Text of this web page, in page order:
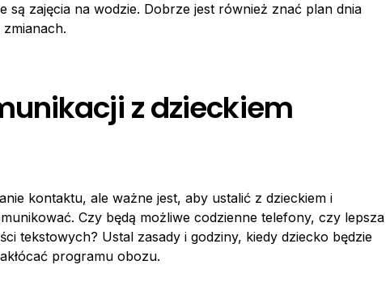
są zajęcia na wodzie. Dobrze jest również znać plan dnia
z dzieckiem
kontaktu, ale ważne jest, aby ustalić z dzieckiem i
Czy będą możliwe codzienne telefony, czy lepsza
tekstowych? Ustal zasady i godziny, kiedy dziecko będzie
programu obozu.